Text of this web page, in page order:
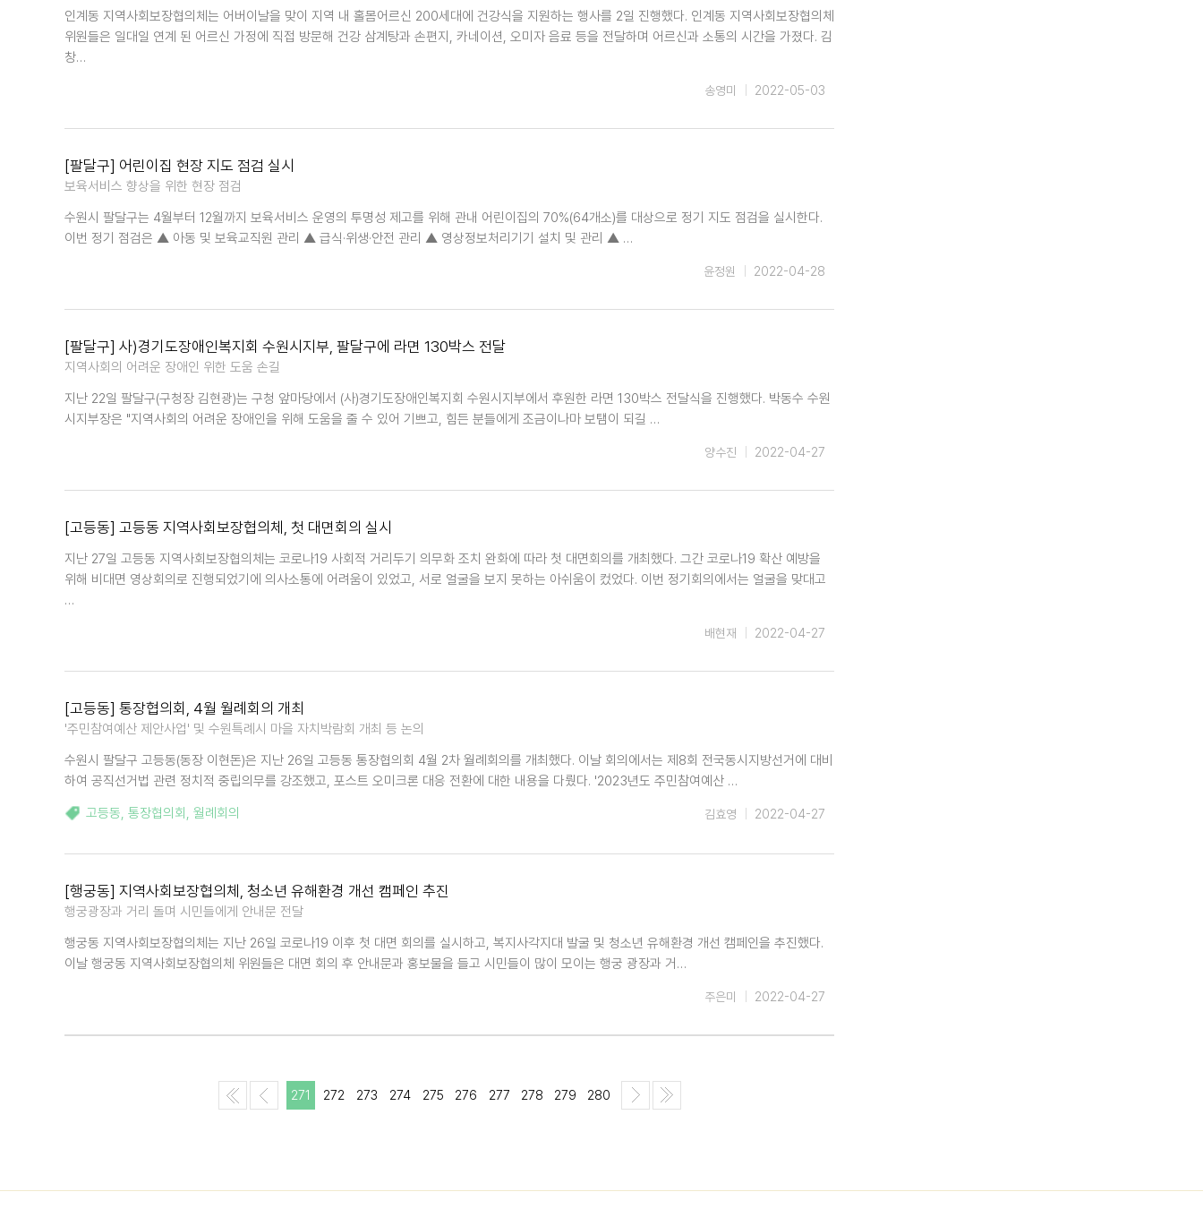
인계동 지역사회보장협의체는 어버이날을 맞이 지역 내 홀몸어르신 200세대에 건강식을 지원하는 행사를 2일 진행했다. 인계동 지역사회보장협의체
위원들은 일대일 연계 된 어르신 가정에 직접 방문해 건강 삼계탕과 손편지, 카네이션, 오미자 음료 등을 전달하며 어르신과 소통의 시간을 가졌다. 김
창…
2022-05-03
송영미
[팔달구] 어린이집 현장 지도 점검 실시
보육서비스 향상을 위한 현장 점검
수원시 팔달구는 4월부터 12월까지 보육서비스 운영의 투명성 제고를 위해 관내 어린이집의 70%(64개소)를 대상으로 정기 지도 점검을 실시한다.
이번 정기 점검은 ▲ 아동 및 보육교직원 관리 ▲ 급식·위생·안전 관리 ▲ 영상정보처리기기 설치 및 관리 ▲ …
2022-04-28
윤정원
[팔달구] 사)경기도장애인복지회 수원시지부, 팔달구에 라면 130박스 전달
지역사회의 어려운 장애인 위한 도움 손길
지난 22일 팔달구(구청장 김현광)는 구청 앞마당에서 (사)경기도장애인복지회 수원시지부에서 후원한 라면 130박스 전달식을 진행했다. 박동수 수원
시지부장은 "지역사회의 어려운 장애인을 위해 도움을 줄 수 있어 기쁘고, 힘든 분들에게 조금이나마 보탬이 되길 …
2022-04-27
양수진
[고등동] 고등동 지역사회보장협의체, 첫 대면회의 실시
지난 27일 고등동 지역사회보장협의체는 코로나19 사회적 거리두기 의무화 조치 완화에 따라 첫 대면회의를 개최했다. 그간 코로나19 확산 예방을
위해 비대면 영상회의로 진행되었기에 의사소통에 어려움이 있었고, 서로 얼굴을 보지 못하는 아쉬움이 컸었다. 이번 정기회의에서는 얼굴을 맞대고
…
2022-04-27
배현재
[고등동] 통장협의회, 4월 월례회의 개최
'주민참여예산 제안사업' 및 수원특례시 마을 자치박람회 개최 등 논의
수원시 팔달구 고등동(동장 이현돈)은 지난 26일 고등동 통장협의회 4월 2차 월례회의를 개최했다. 이날 회의에서는 제8회 전국동시지방선거에 대비
하여 공직선거법 관련 정치적 중립의무를 강조했고, 포스트 오미크론 대응 전환에 대한 내용을 다뤘다. '2023년도 주민참여예산 …
고등동, 통장협의회 , 월례회의 2022-04-27
김효영
[행궁동] 지역사회보장협의체, 청소년 유해환경 개선 캠페인 추진
행궁광장과 거리 돌며 시민들에게 안내문 전달
행궁동 지역사회보장협의체는 지난 26일 코로나19 이후 첫 대면 회의를 실시하고, 복지사각지대 발굴 및 청소년 유해환경 개선 캠페인을 추진했다.
이날 행궁동 지역사회보장협의체 위원들은 대면 회의 후 안내문과 홍보물을 들고 시민들이 많이 모이는 행궁 광장과 거…
2022-04-27
주은미
271 272 273 274 275 276 277 278 279 280